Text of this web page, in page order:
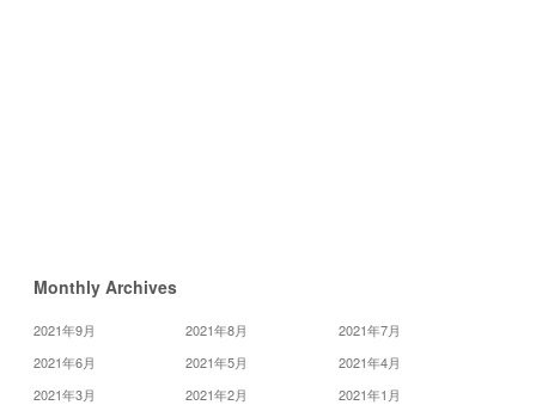
Monthly Archives
2021年9月 2021年8月
2021年7月
2021年6月
2021年5月
2021年4月
2021年3月
2021年2月
2021年1月